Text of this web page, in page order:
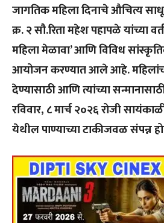
जागतिक महिला दिनाचे औचित्य
क्र. २ सौ.रिता महेश पहापळे यांच्या
महिला मेळावा’ आणि विविध
आयोजन करण्यात आले आहे.
देण्यासाठी आणि त्यांच्या
रविवार, ८ मार्च २०२६ रोजी
येथील पाण्याच्या टाकीजवळ संपन्न